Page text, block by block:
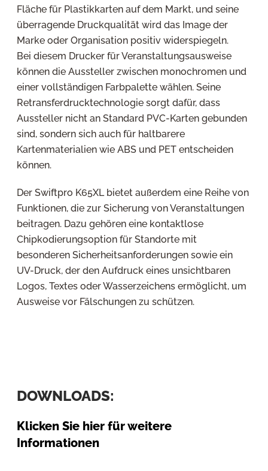
Fläche für Plastikkarten auf dem Markt, und seine
überragende Druckqualität wird das Image der
Marke oder Organisation positiv widerspiegeln.
Bei diesem Drucker für Veranstaltungsausweise
können die Aussteller zwischen monochromen und
einer vollständigen Farbpalette wählen. Seine
Retransferdrucktechnologie sorgt dafür, dass
Aussteller nicht an Standard PVC-Karten gebunden
sind, sondern sich auch für haltbarere
Kartenmaterialien wie ABS und PET entscheiden
können.
Der Swiftpro K65XL bietet außerdem eine Reihe von
Funktionen, die zur Sicherung von Veranstaltungen
beitragen. Dazu gehören eine kontaktlose
Chipkodierungsoption für Standorte mit
besonderen Sicherheitsanforderungen sowie ein
UV-Druck, der den Aufdruck eines unsichtbaren
Logos, Textes oder Wasserzeichens ermöglicht, um
Ausweise vor Fälschungen zu schützen.
DOWNLOADS:
Klicken Sie hier für weitere
Informationen